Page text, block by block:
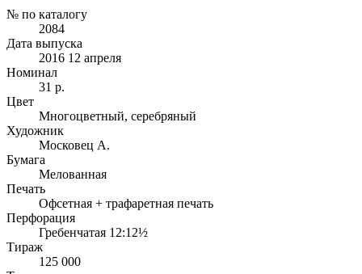
№ по каталогу
2084
Дата выпуска
2016 12 апреля
Номинал
31 р.
Цвет
Многоцветный, серебряный
Художник
Московец А.
Бумага
Мелованная
Печать
Офсетная + трафаретная печать
Перфорация
Гребенчатая 12:12½
Тираж
125 000